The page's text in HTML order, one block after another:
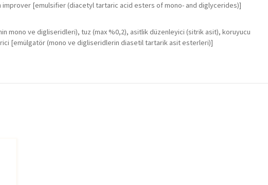
[emulsifier (diacetyl tartaric acid esters of mono- and diglycerides)]
mono ve digliseridleri), tuz (max %0,2), asitlik düzenleyici (sitrik asit), koruyucu
[emülgatör (mono ve digliseridlerin diasetil tartarik asit esterleri)]